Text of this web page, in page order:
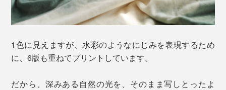
1色に見えますが、水彩のようなにじみを表現するため
に、6版も重ねてプリントしています。
だから、深みある自然の光を、そのまま写しとったよ